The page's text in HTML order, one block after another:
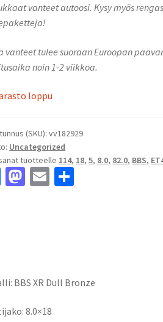
vanteet autoosi. Kysy myös
vanteet tulee suoraan Euroopan
noin 1-2 viikkoa.
loppu
(SKU):vv182929
Uncategorized
tuotteelle 114, 18,5, 8.0, 82.0, BBS,
Fa
k
M
n
E
BBS XR Dull Bronze
8.0×18